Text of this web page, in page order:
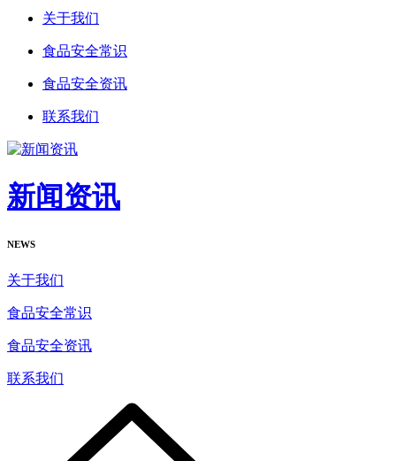
关于我们
食品安全常识
食品安全资讯
联系我们
新闻资讯
NEWS
关于我们
食品安全常识
食品安全资讯
联系我们